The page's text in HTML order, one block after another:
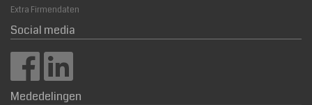
Extra Firmendaten
Social media
Mededelingen